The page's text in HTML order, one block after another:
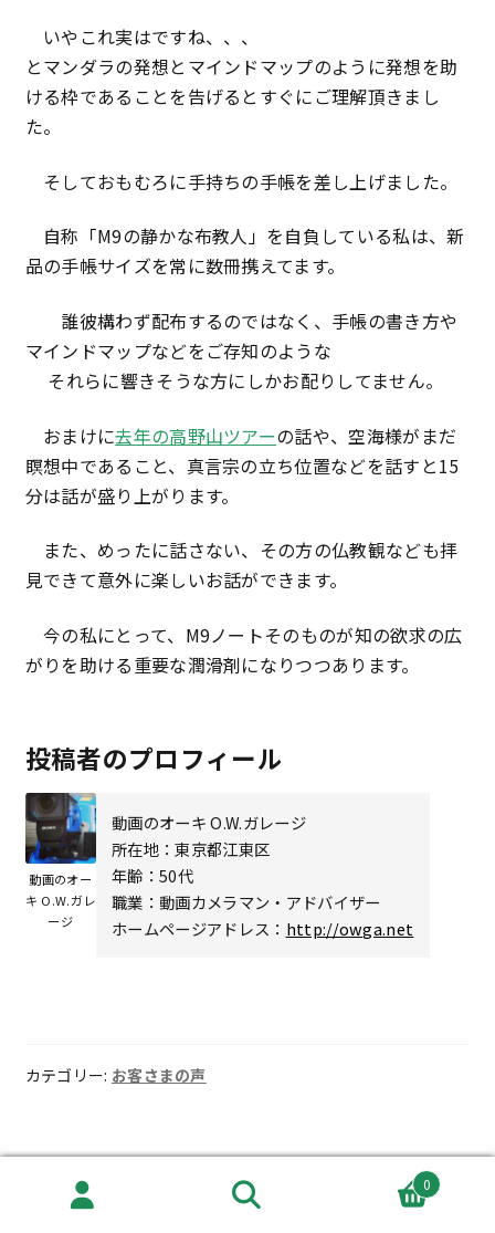
いやこれ実はですね、、、
とマンダラの発想とマインドマップのように発想を助
ける枠であることを告げるとすぐにご理解頂きまし
た。
そしておもむろに手持ちの手帳を差し上げました。
自称「M9の静かな布教人」を自負している私は、新
品の手帳サイズを常に数冊携えてます。
誰彼構わず配布するのではなく、手帳の書き方や
マインドマップなどをご存知のような
それらに響きそうな方にしかお配りしてません。
おまけに去年の高野山ツアーの話や、空海様がまだ
瞑想中であること、真言宗の立ち位置などを話すと15
分は話が盛り上がります。
また、めったに話さない、その方の仏教観なども拝
見できて意外に楽しいお話ができます。
今の私にとって、M9ノートそのものが知の欲求の広
がりを助ける重要な潤滑剤になりつつあります。
投稿者のプロフィール
動画のオー
キ O.W.ガレ
ージ
動画のオーキ O.W.ガレージ
所在地：東京都江東区
年齢：50代
職業：動画カメラマン・アドバイザー
ホームページアドレス： http://owga.net
カテゴリー: お客さまの声
2019年6月17日 投稿者cpl1998 0